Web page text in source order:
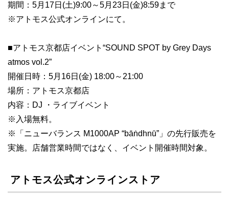
期間：5月17日(土)9:00～5月23日(金)8:59まで
※アトモス公式オンラインにて。
■アトモス京都店イベント“SOUND SPOT by Grey Days
atmos vol.2”
開催日時：5月16日(金) 18:00～21:00
場所：アトモス京都店
内容：DJ ・ライブイベント
※入場無料。
※「ニューバランス M1000AP “bāṅdhnū”」の先行販売を
実施。店舗営業時間ではなく、イベント開催時間対象。
アトモス公式オンラインストア